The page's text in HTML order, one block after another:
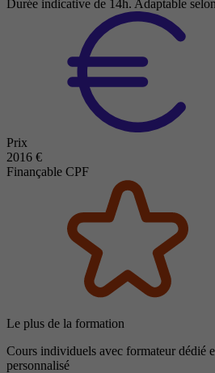
Durée indicative de 14h. Adaptable
Prix
2016 €
Finançable CPF
Le plus de la formation
Cours individuels avec formateur dédié
personnalisé